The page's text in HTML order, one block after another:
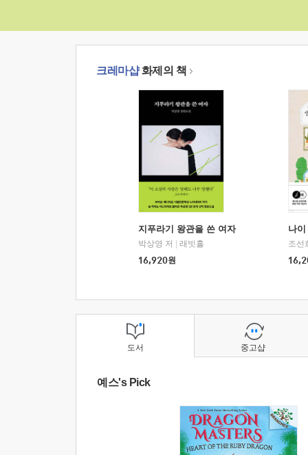
크레마샵화제의 책
지푸라기 왕관을 쓴 여자
박상영 저
래빗홀
16,920원
나
조선
도서
예스's Pick
중고샵